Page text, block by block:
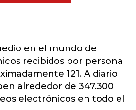
en el mundo de
recibidos por persona
121. A diario
alrededor de 347.300
electrónicos en todo el